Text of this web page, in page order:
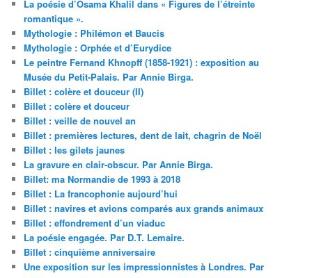
La poésie d’Osama Khalil dans « Figures de l’étreinte
romantique ».
Mythologie : Philémon et Baucis
Mythologie : Orphée et d’Eurydice
Le peintre Fernand Khnopff (1858-1921) : exposition au
Musée du Petit-Palais. Par Annie Birga.
Billet : colère et douceur (II)
Billet : colère et douceur
Billet : veille de nouvel an
Billet : premières lectures, dent de lait, chagrin de Noël
Billet : les gilets jaunes
La gravure en clair-obscur. Par Annie Birga.
Billet: ma Normandie de 1993 à 2018
Billet : La francophonie aujourd’hui
Billet : navires et avions comparés aux grands animaux
Billet : effondrement d’un viaduc
La poésie engagée. Par D.T. Lemaire.
Billet : cinquième anniversaire
Une exposition sur les impressionnistes à Londres. Par